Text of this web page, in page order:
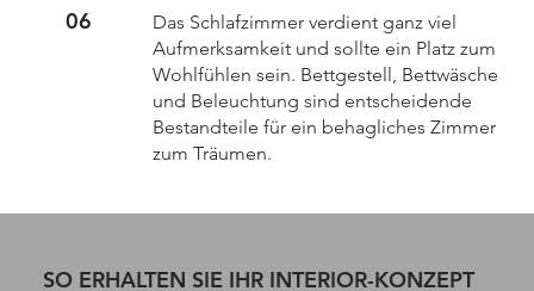
06
Das Schlafzimmer verdient ganz viel
Aufmerksamkeit und sollte ein Platz zum
Wohlfühlen sein. Bettgestell, Bettwäsche
und Beleuchtung sind entscheidende
Bestandteile für ein behagliches Zimmer
zum Träumen.
SO ERHALTEN SIE IHR INTERIOR-KONZEPT